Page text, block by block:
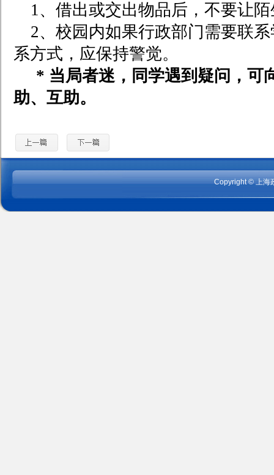
1、借出或交出物品后，不要让
2、校园内如果行政部门需要联
系方式，应保持警觉。
* 当局者迷，同学遇到疑问，可
助、互助。
Copyright©上海